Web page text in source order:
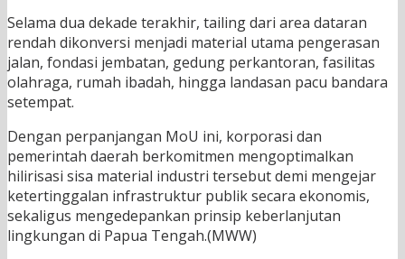
Selama dua dekade terakhir, tailing dari area dataran
rendah dikonversi menjadi material utama pengerasan
jalan, fondasi jembatan, gedung perkantoran, fasilitas
olahraga, rumah ibadah, hingga landasan pacu bandara
setempat.
Dengan perpanjangan MoU ini, korporasi dan
pemerintah daerah berkomitmen mengoptimalkan
hilirisasi sisa material industri tersebut demi mengejar
ketertinggalan infrastruktur publik secara ekonomis,
sekaligus mengedepankan prinsip keberlanjutan
lingkungan di Papua Tengah.(MWW)